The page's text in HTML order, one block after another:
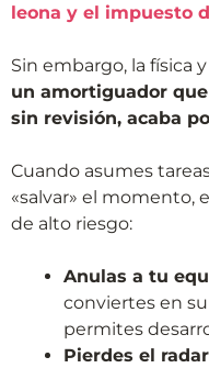
leona y el impuesto
Sin embargo, la física
un amortiguador
sin revisión, acaba
Cuando asumes
«salvar» el momento,
de alto riesgo:
Anulas a tu
conviertes en
permites
Pierdes el